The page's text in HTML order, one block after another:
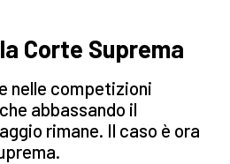
Corte Suprema
nelle competizioni
abbassando il
rimane. Il caso è ora